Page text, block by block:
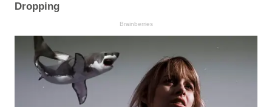
Dropping
Brainberries